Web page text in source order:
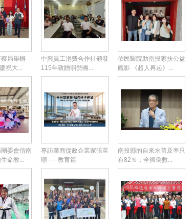
局舉辦
祝大...
中興員工消費合作社頒發
115年致贈弱勢團...
佑民醫院助南投家扶公益
觀影 《超人再起》...
委會偕南
命教...
專訪棄商從政企業家張至
順 ──教育篇
南投縣的自來水普及率只
有82％，全國倒數...